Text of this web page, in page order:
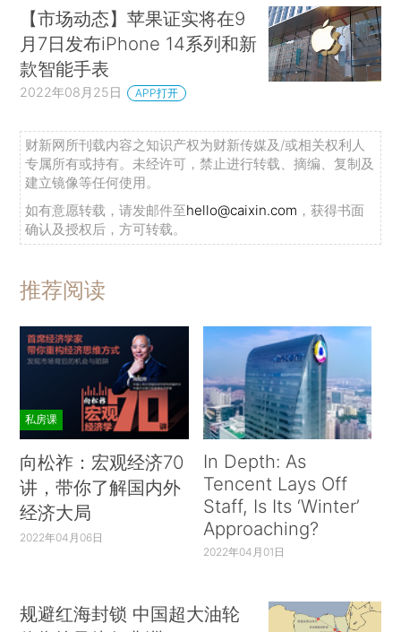
【市场动态】苹果证实将在9
月7日发布iPhone 14系列和新
款智能手表
2022年08月25日 APP打开
财新网所刊载内容之知识产权为财新传媒及/或相关权利人
专属所有或持有。未经许可，禁止进行转载、摘编、复制及
建立镜像等任何使用。
如有意愿转载，请发邮件至hello@caixin.com ，获得书面
确认及授权后，方可转载。
推荐阅读
私房课
向松祚：宏观经济70
讲，带你了解国内外
经济大局
2022年04月06日
In Depth: As
Tencent Lays Off
Staff, Is Its ‘Winter’
Approaching?
2022年04月01日
规避红海封锁 中国超大油轮